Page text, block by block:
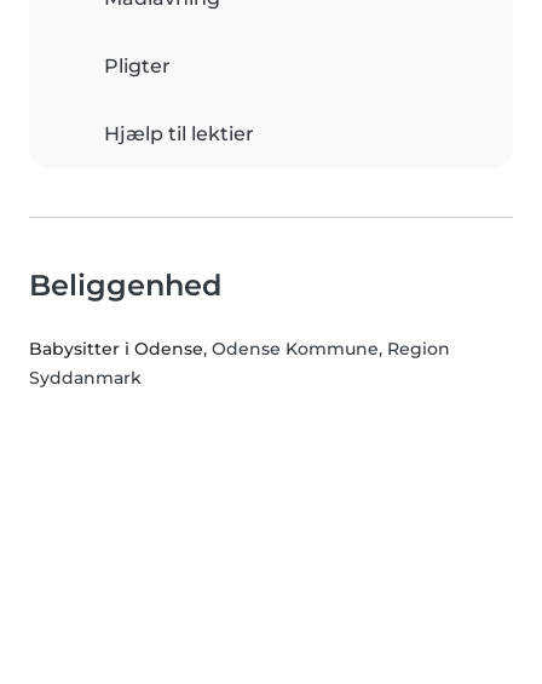
Pligter
Hjælp til lektier
Beliggenhed
Babysitter i Odense, Odense Kommune, Region
Syddanmark